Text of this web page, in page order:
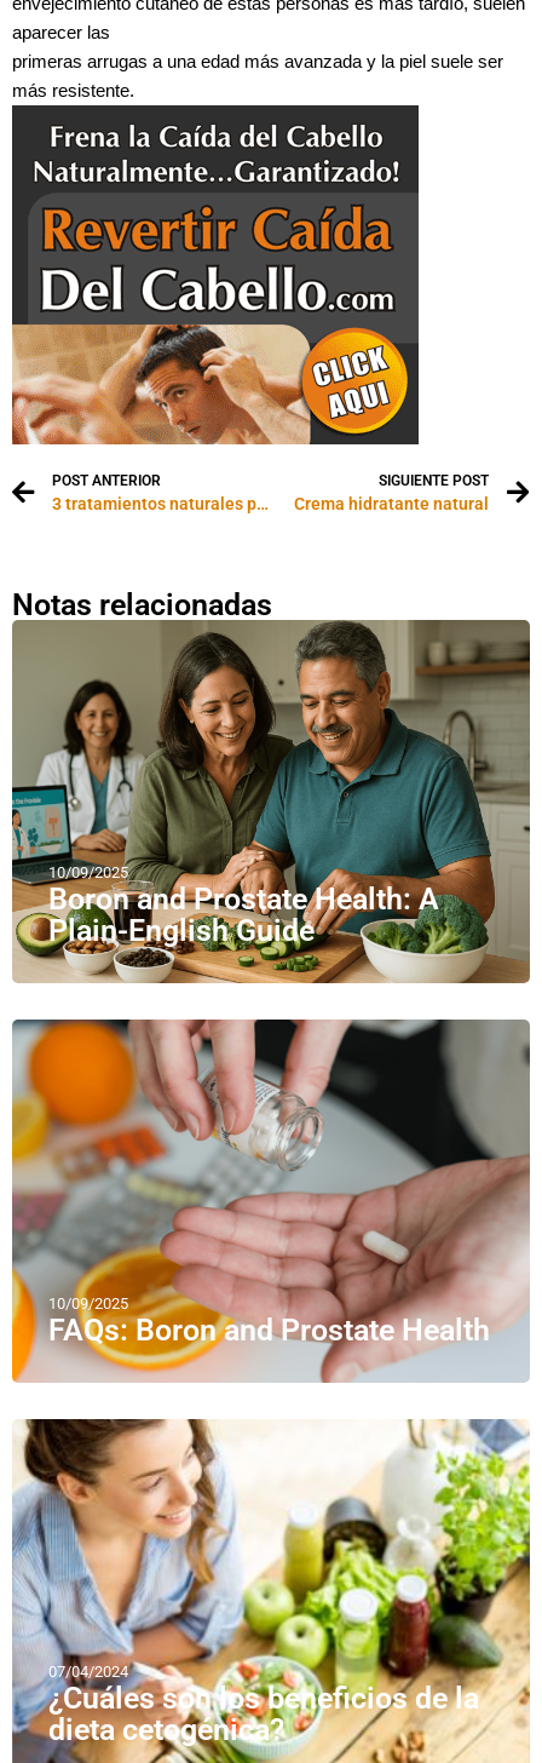
aparecer las
primeras arrugas a una edad más avanzada y la piel suele ser
más resistente.
POST ANTERIOR
3 tratamientos naturales para la calvicie
SIGUIENTE POST
Crema hidratante natural
Notas relacionadas
10/09/2025
Boron and Prostate Health: A
Plain-English Guide
10/09/2025
FAQs: Boron and Prostate Health
07/04/2024
¿Cuáles son los beneficios de la
dieta cetogénica?